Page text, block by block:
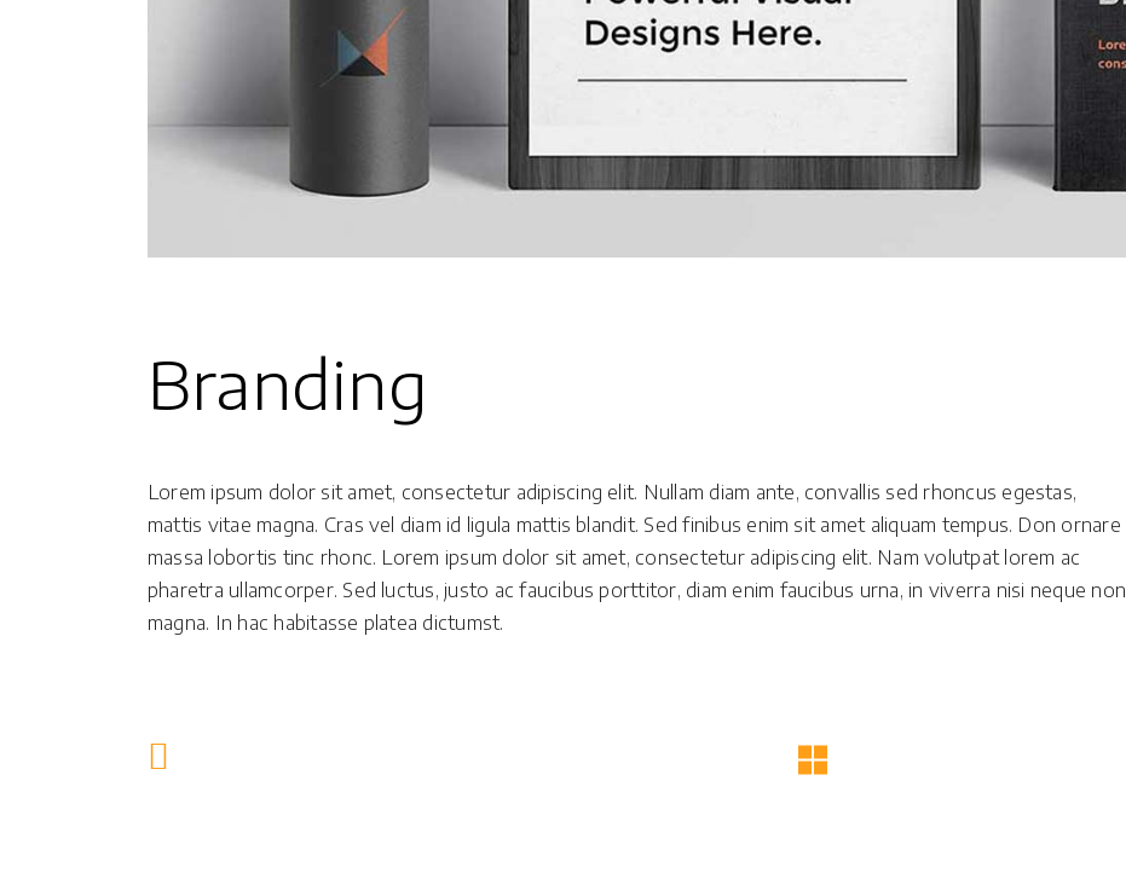
Branding
Lorem ipsum dolor sit amet, consectetur adipiscing elit. Nullam diam ante, convallis sed rhoncus egestas,
mattis vitae magna. Cras vel diam id ligula mattis blandit. Sed finibus enim sit amet aliquam tempus. Don ornare
massa lobortis tinc rhonc. Lorem ipsum dolor sit amet, consectetur adipiscing elit. Nam volutpat lorem ac
pharetra ullamcorper. Sed luctus, justo ac faucibus porttitor, diam enim faucibus urna, in viverra nisi neque non
magna. In hac habitasse platea dictumst.